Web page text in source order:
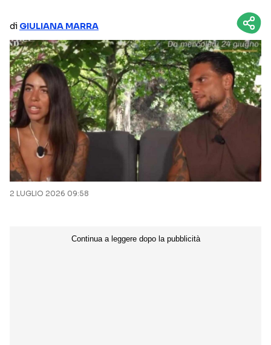
AMAZON PRIME VIDEO
DISNEY+
RAIPLAY
PARAMOUNT+
Categorie
NOTIZIE
ANTEPRIME
RETROSCENA
INTERVISTE
RUBRICHE
Seguici sui social
di GIULIANA MARRA
2 LUGLIO 2026 09:58